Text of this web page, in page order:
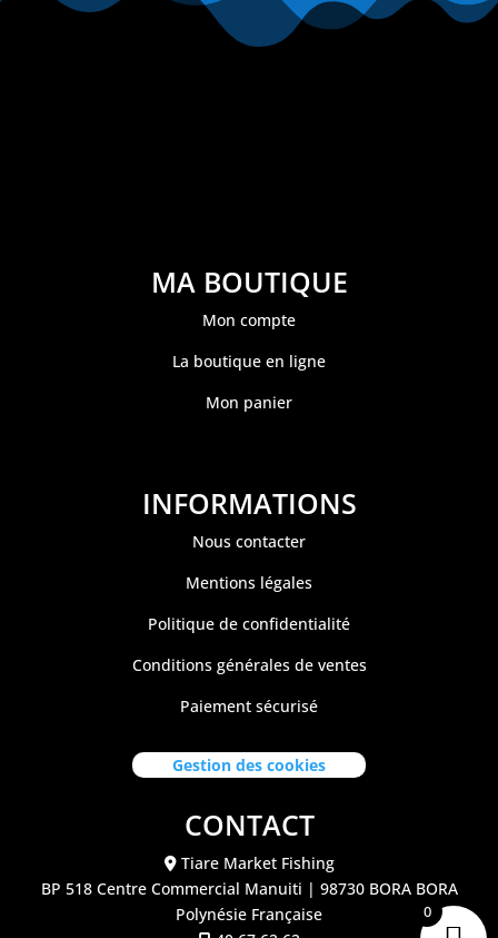
MA BOUTIQUE
Mon compte
La boutique en ligne
Mon panier
INFORMATIONS
Nous contacter
Mentions légales
Politique de confidentialité
Conditions générales de ventes
Paiement sécurisé
Gestion des cookies
CONTACT
Tiare Market Fishing
BP 518 Centre Commercial Manuiti | 98730 BORA BORA
Polynésie Française
0